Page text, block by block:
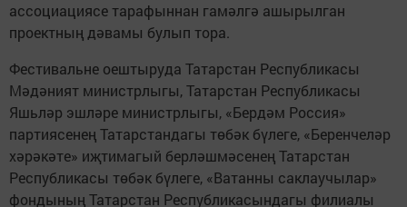
ассоциациясе тарафыннан гамәлгә ашырылган
проектның дәвамы булып тора.
Фестивальне оештыруда Татарстан Республикасы
Мәдәният министрлыгы, Татарстан Республикасы
Яшьләр эшләре министрлыгы, «Бердәм Россия»
партиясенең Татарстандагы төбәк бүлеге, «Беренчеләр
хәрәкәте» иҗтимагый берләшмәсенең Татарстан
Республикасы төбәк бүлеге, «Ватанны саклаучылар»
фондының Татарстан Республикасындагы филиалы